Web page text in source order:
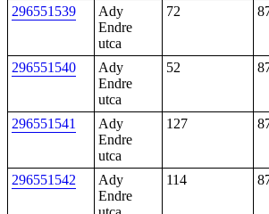
296551539
Ady
Endre
utca
72
296551540
Ady
Endre
utca
52
296551541
Ady
Endre
utca
127
296551542
Ady
Endre
114